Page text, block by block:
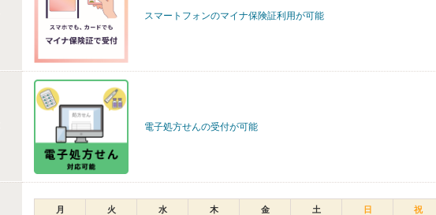
スマートフォンのマイナ保険証利用が可能
電子処方せんの受付が可能
月 火 水 木 金 土 日 祝